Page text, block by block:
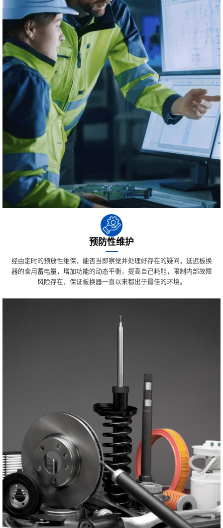
预防性维护
经由定时的预放性维保，能否当即察觉并处理好存在的疑问，延迟板换
器的食用蓄电量，增加功能的动态平衡，提高自己耗能，限制内部故障
风险存在，保证板换器一直以来都出于最佳的环境。